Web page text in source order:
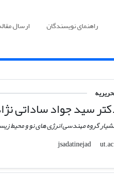
راهنمای نویسندگان ارسال
سید جواد ساداتی
گروه مهندسی انرژی های نو و محیط